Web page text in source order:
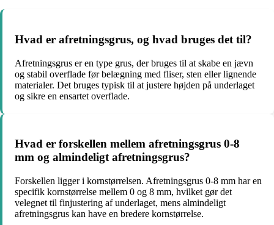
Hvad er afretningsgrus, og hvad bruges det til?
Afretningsgrus er en type grus, der bruges til at skabe en jævn
og stabil overflade før belægning med fliser, sten eller lignende
materialer. Det bruges typisk til at justere højden på underlaget
og sikre en ensartet overflade.
Hvad er forskellen mellem afretningsgrus 0-8
mm og almindeligt afretningsgrus?
Forskellen ligger i kornstørrelsen. Afretningsgrus 0-8 mm har en
specifik kornstørrelse mellem 0 og 8 mm, hvilket gør det
velegnet til finjustering af underlaget, mens almindeligt
afretningsgrus kan have en bredere kornstørrelse.